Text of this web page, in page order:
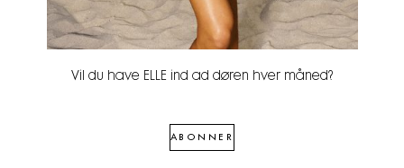
Vil du have ELLE ind ad døren hver måned?
ABONNER